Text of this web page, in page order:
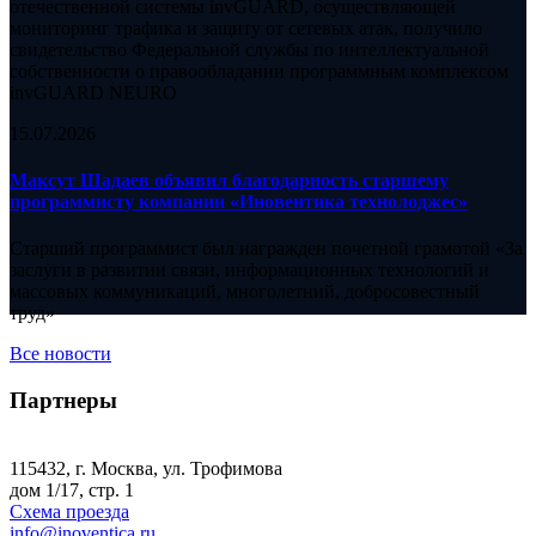
отечественной системы invGUARD, осуществляющей
мониторинг трафика и защиту от сетевых атак, получило
свидетельство Федеральной службы по интеллектуальной
собственности о правообладании программным комплексом
invGUARD NEURO
15.07.2026
Максут Шадаев объявил благодарность старшему
программисту компании «Иновентика технолоджес»
Старший программист был награжден почетной грамотой «За
заслуги в развитии связи, информационных технологий и
массовых коммуникаций, многолетний, добросовестный
труд»
Все новости
Партнеры
115432, г. Москва, ул. Трофимова
дом 1/17, стр. 1
Схема проезда